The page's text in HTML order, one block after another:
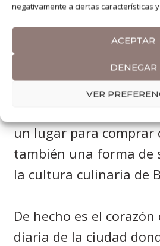
negativamente a ciertas características
ACEPTAR
DENEGAR
VER
A pocos pasos de la
encontrarás el
Pescherie Vecchie.
un lugar para comprar
también una forma de
la cultura culinaria de
De hecho es el corazón
diaria de la ciudad